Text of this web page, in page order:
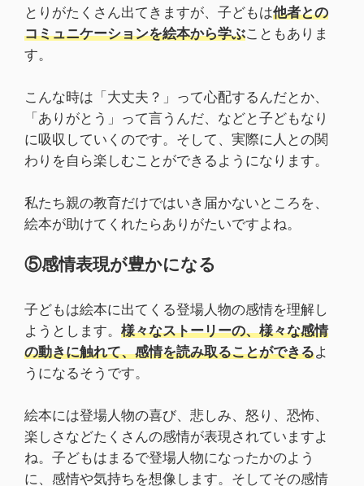
とりがたくさん出てきますが、子どもは他者との
コミュニケーションを絵本から学ぶこともありま
す。
こんな時は「大丈夫？」って心配するんだとか、
「ありがとう」って言うんだ、などと子どもなり
に吸収していくのです。そして、実際に人との関
わりを自ら楽しむことができるようになります。
私たち親の教育だけではいき届かないところを、
絵本が助けてくれたらありがたいですよね。
⑤感情表現が豊かになる
子どもは絵本に出てくる登場人物の感情を理解し
ようとします。 様々なストーリーの、様々な感情
の動きに触れて、感情を読み取ることができるよ
うになるそうです。
絵本には登場人物の喜び、悲しみ、怒り、恐怖、
楽しさなどたくさんの感情が表現されていますよ
ね。子どもはまるで登場人物になったかのよう
に、感情や気持ちを想像します。そしてその感情